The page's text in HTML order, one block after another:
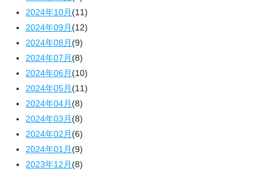
2024年10月(11)
2024年09月(12)
2024年08月(9)
2024年07月(8)
2024年06月(10)
2024年05月(11)
2024年04月(8)
2024年03月(8)
2024年02月(6)
2024年01月(9)
2023年12月(8)